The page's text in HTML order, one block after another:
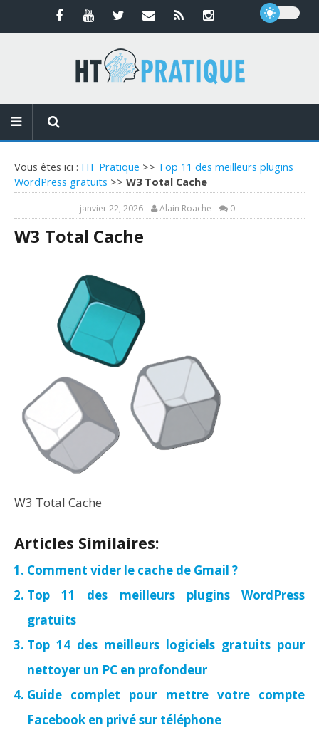
Vous êtes ici : HT Pratique >> Top 11 des meilleurs plugins
WordPress gratuits >> W3 Total Cache
janvier 22, 2026 Alain Roache 0
W3 Total Cache
W3 Total Cache
Articles Similaires:
Comment vider le cache de Gmail ?
Top 11 des meilleurs plugins WordPress
gratuits
Top 14 des meilleurs logiciels gratuits pour
nettoyer un PC en profondeur
Guide complet pour mettre votre compte
Facebook en privé sur téléphone